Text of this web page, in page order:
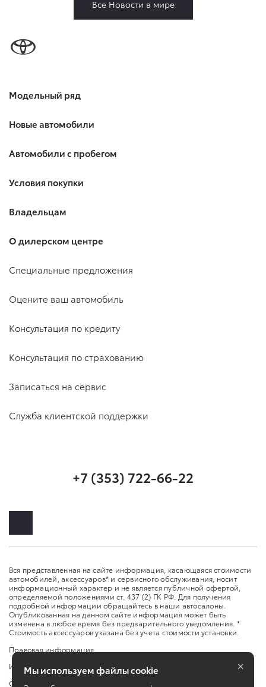
Все Новости в мире
Модельный ряд
Новые автомобили
Автомобили с пробегом
Условия покупки
Владельцам
О дилерском центре
Специальные предложения
Оцените ваш автомобиль
Консультация по кредиту
Консультация по страхованию
Записаться на сервис
Служба клиентской поддержки
+7 (353) 722-66-22
Вся представленная на сайте информация, касающаяся стоимости
автомобилей, аксессуаров* и сервисного обслуживания, носит
информационный характер и не является публичной офертой,
определяемой положениями ст. 437 (2) ГК РФ. Для получения
подробной информации обращайтесь в наши автосалоны.
Опубликованная на данном сайте информация может быть
изменена в любое время без предварительного уведомления. *
Стоимость аксессуаров указана без учета стоимости установки.
Правовая информация
Изменить настройку cookies
Сбросить cookie
Мы используем файлы cookie ×